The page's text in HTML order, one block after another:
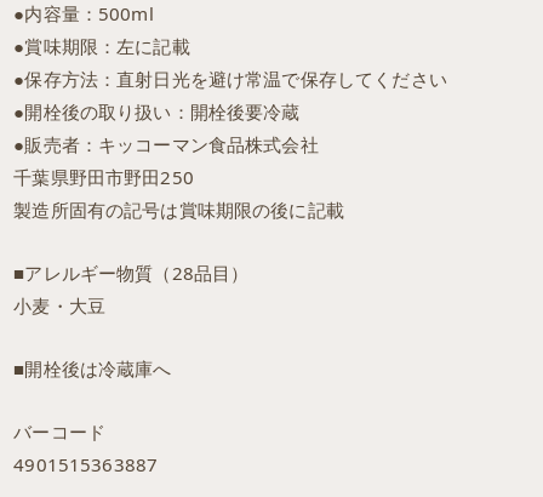
●内容量：500ml
●賞味期限：左に記載
●保存方法：直射日光を避け常温で保存してください
●開栓後の取り扱い：開栓後要冷蔵
●販売者：キッコーマン食品株式会社
千葉県野田市野田250
製造所固有の記号は賞味期限の後に記載
■アレルギー物質（28品目）
小麦・大豆
■開栓後は冷蔵庫へ
バーコード
4901515363887